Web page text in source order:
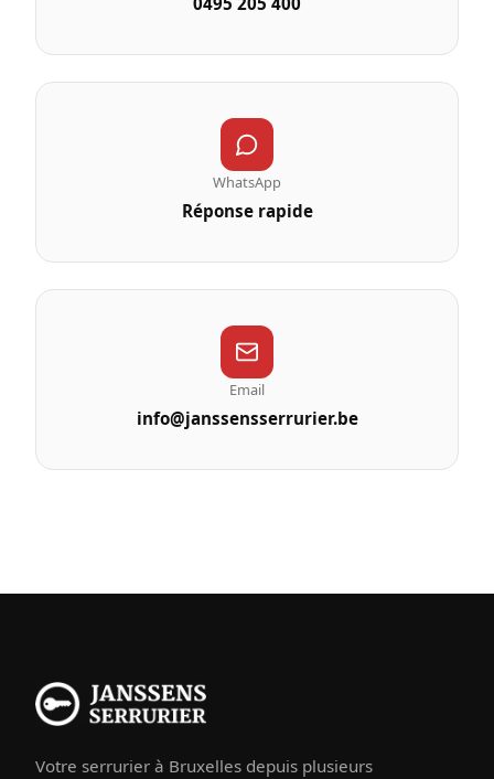
WhatsApp
Réponse rapide
Email
info@janssensserrurier.be
Votre serrurier à Bruxelles depuis plusieurs